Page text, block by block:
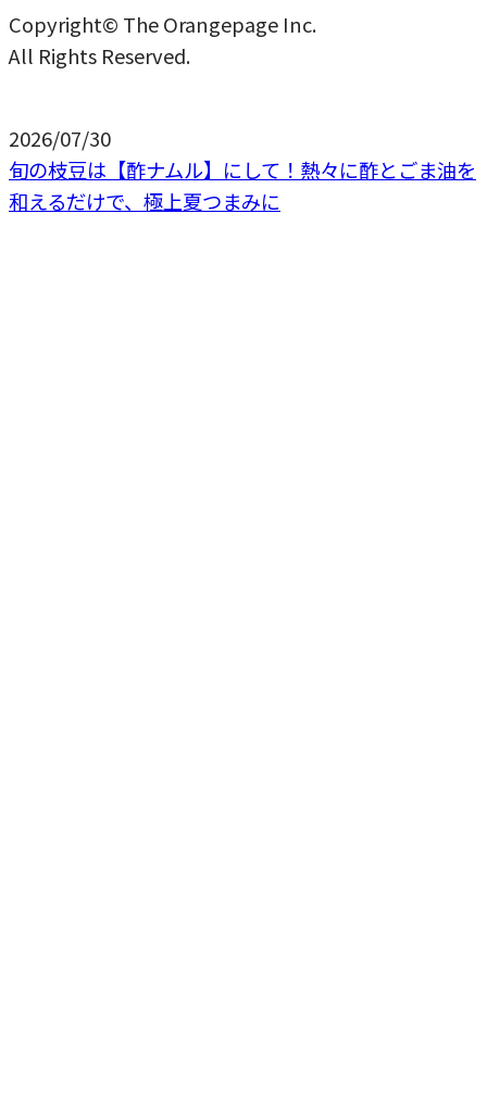
Copyright© The Orangepage Inc.
All Rights Reserved.
2026/07/30
旬の枝豆は【酢ナムル】にして！熱々に酢とごま油を
和えるだけで、極上夏つまみに